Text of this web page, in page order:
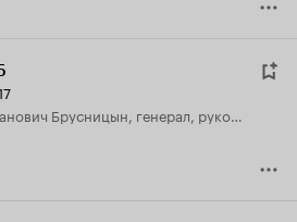
генерал, руководитель космической программы